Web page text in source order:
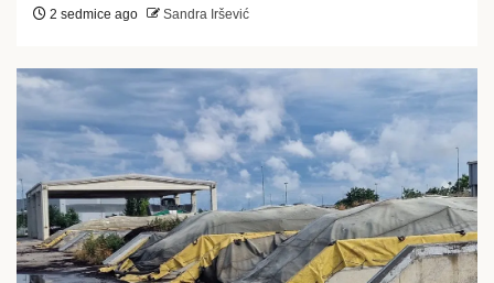
2 sedmice ago Sandra Iršević